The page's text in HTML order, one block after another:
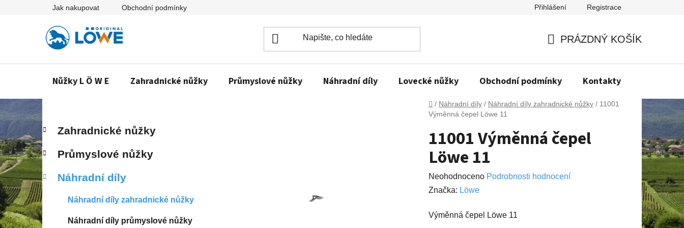
Jak nakupovat Obchodní podmínky Přihlášení Registrace
KOŠÍK
PRÁZDNÝ KOŠÍK
Nůžky L Ö W E Zahradnické nůžky Průmyslové nůžky Náhradní díly Lovecké nůžky Obchodní podmínky Kontakty
Domů
/ Náhradní díly / Náhradní díly zahradnické nůžky / 11001
Výměnná čepel Löwe 11
P
o
s
t
r
a
n
n
kategorie
K
a
t
e
g
o
r
i
e
Zahradnické nůžky
Průmyslové nůžky
Náhradní díly
Náhradní díly zahradnické nůžky
Náhradní díly průmyslové nůžky
11001 Výměnná čepel
Löwe 11
Průměrné
hodnocení
je
Neohodnoceno Podrobnosti hodnocení
Značka: Lӧwe
Výměnná čepel Löwe 11